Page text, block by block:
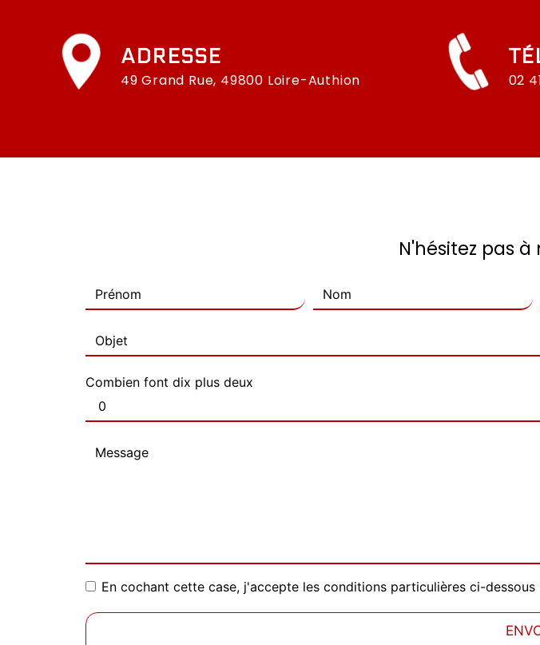
ADRESSE
49 Grand Rue, 49800 Loire-Authion 02
N'hésitez pas
Combien font dix plus deux
En cochant cette case, j'accepte les conditions particulières ci-dessous